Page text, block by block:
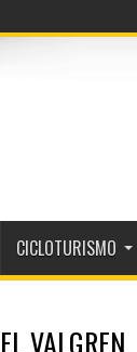
CICLOTURISMO
VALGREN